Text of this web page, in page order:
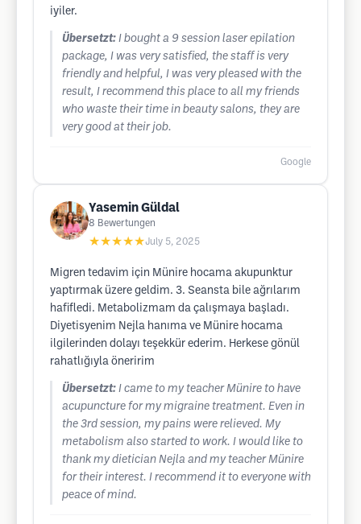
iyiler.
Übersetzt: I bought a 9 session laser epilation
package, I was very satisfied, the staff is very
friendly and helpful, I was very pleased with the
result, I recommend this place to all my friends
who waste their time in beauty salons, they are
very good at their job.
Google
Yasemin Güldal
8 Bewertungen
★★★★★July 5, 2025
Migren tedavim için Münire hocama akupunktur
yaptırmak üzere geldim. 3. Seansta bile ağrılarım
hafifledi. Metabolizmam da çalışmaya başladı.
Diyetisyenim Nejla hanıma ve Münire hocama
ilgilerinden dolayı teşekkür ederim. Herkese gönül
rahatlığıyla öneririm
Übersetzt: I came to my teacher Münire to have
acupuncture for my migraine treatment. Even in
the 3rd session, my pains were relieved. My
metabolism also started to work. I would like to
thank my dietician Nejla and my teacher Münire
for their interest. I recommend it to everyone with
peace of mind.